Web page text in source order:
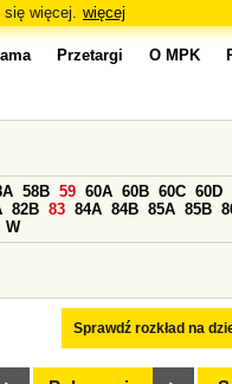
się więcej. więcej
Przetargi O MPK
Sprawdź rozkład na
58B 59 60A 60B 60C 60D
82B 83 84A 84B 85A 85B
W